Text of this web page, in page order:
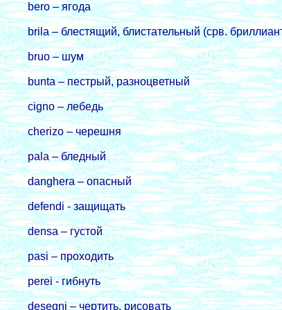
bero – ягода
brila – блестящий, блистательный (срв.
bruo – шум
bunta – пестрый, разноцветный
cigno – лебедь
cherizo – черешня
pala – бледный
danghera – опасный
defendi - защищать
densa – густой
pasi – проходить
perei - гибнуть
desegni – чертить, рисовать